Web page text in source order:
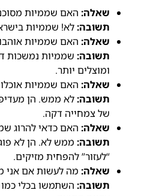
שאלה: האם שממיות
תשובה:לא! שממיות
שאלה: האם שממיות
תשובה: שממיות נמשכות
ומוצלים יותר.
שאלה: האם שממיות
תשובה:לא ממש. הן
של צמחייה דקה.
שאלה: האם כדאי להרוג
תשובה: ממש לא. הן לא
“לעזור” להפחית מזיקים.
שאלה: מה לעשות אם אני
תשובה: השתמשו בכלי